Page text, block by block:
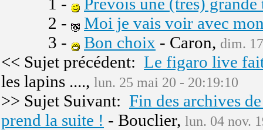
2 -
Moi je vais voir avec
3 -
Bon choix - Caron, dim.
<< Sujet précédent: Le figaro live
les lapins ...., lun. 25 mai 20 - 20:19:10
>> Sujet Suivant: Fin des archives
prend la suite ! - Bouclier, lun. 04 nov.